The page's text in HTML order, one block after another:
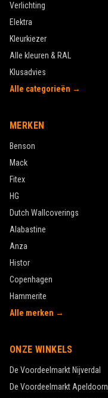
Verlichting
Elektra
Kleurkiezer
Alle kleuren & RAL
Klusadvies
Alle categorieën →
MERKEN
Benson
Mack
Fitex
HG
Dutch Wallcoverings
Alabastine
Anza
Histor
Copenhagen
Hammerite
Alle merken →
ONZE WINKELS
De Voordeelmarkt Nijverdal
De Voordeelmarkt Apeldoorn